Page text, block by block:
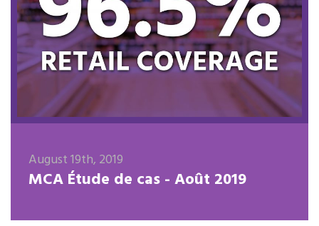
August 19th, 2019
MCA Étude de cas - Août 2019